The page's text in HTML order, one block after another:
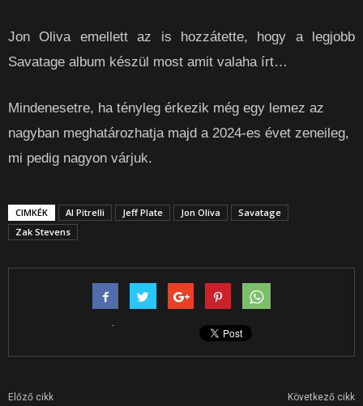
Jon Oliva emellett az is hozzátette, hogy a legjobb
Savatage album készül most amit valaha írt…
Mindenesetre, ha tényleg érkezik még egy lemez az
nagyban meghatározhatja majd a 2024-es évet zeneileg,
mi pedig nagyon várjuk.
CIMKÉK Al Pitrelli Jeff Plate Jon Oliva
Savatage
Zak Stevens
Előző cikk Következő cikk